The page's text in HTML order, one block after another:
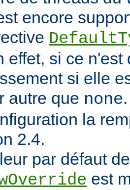
encore
effet, si ce n'est
si elle
autre que none
la
2.4.
par défaut
est